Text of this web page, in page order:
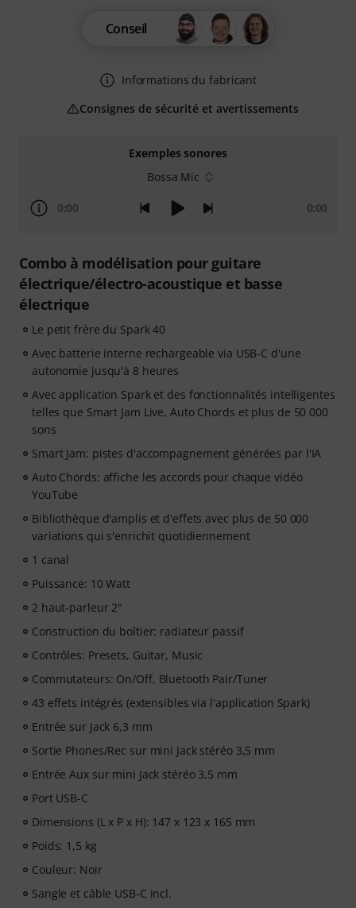
Exemples sonores
Bossa Mic
0:00 0:00
Combo à modélisation pour guitare
électrique/électro-acoustique et basse
électrique
Le petit frère du Spark 40
Avec batterie interne rechargeable via USB-C d'une
autonomie jusqu'à 8 heures
Avec application Spark et des fonctionnalités intelligentes
telles que Smart Jam Live, Auto Chords et plus de 50 000
sons
Smart Jam: pistes d'accompagnement générées par l'IA
Auto Chords: affiche les accords pour chaque vidéo
YouTube
Bibliothèque d'amplis et d'effets avec plus de 50 000
variations qui s'enrichit quotidiennement
1 canal
Puissance: 10 Watt
2 haut-parleur 2"
Construction du boîtier: radiateur passif
Contrôles: Presets, Guitar, Music
Commutateurs: On/Off, Bluetooth Pair/Tuner
43 effets intégrés (extensibles via l'application Spark)
Entrée sur Jack 6,3 mm
Sortie Phones/Rec sur mini Jack stéréo 3,5 mm
Entrée Aux sur mini Jack stéréo 3,5 mm
Port USB-C
Dimensions (L x P x H): 147 x 123 x 165 mm
Poids: 1,5 kg
Couleur: Noir
Sangle et câble USB-C incl.
Conseil
Informations du fabricant
Consignes de sécurité et avertissements